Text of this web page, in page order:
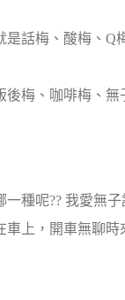
是話梅、酸梅、Q
後梅、咖啡梅、無
一種呢?? 我愛無
車上，開車無聊時